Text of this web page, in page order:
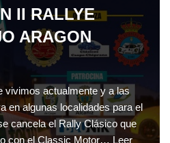
II RALLYE
ARAGON
vivimos actualmente y a las
en algunas localidades para el
cancela el Rally Clásico que
con el Classic Motor… Leer